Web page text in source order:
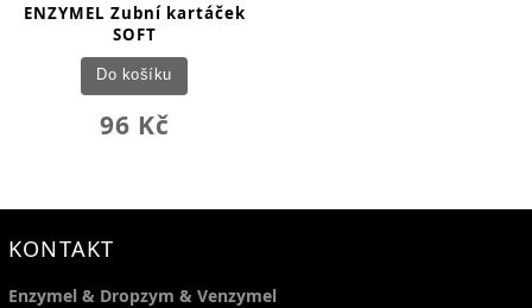
ENZYMEL Zubní kartáček
SOFT
96 Kč
Do košíku
KONTAKT
Enzymel & Dropzym & Venzymel